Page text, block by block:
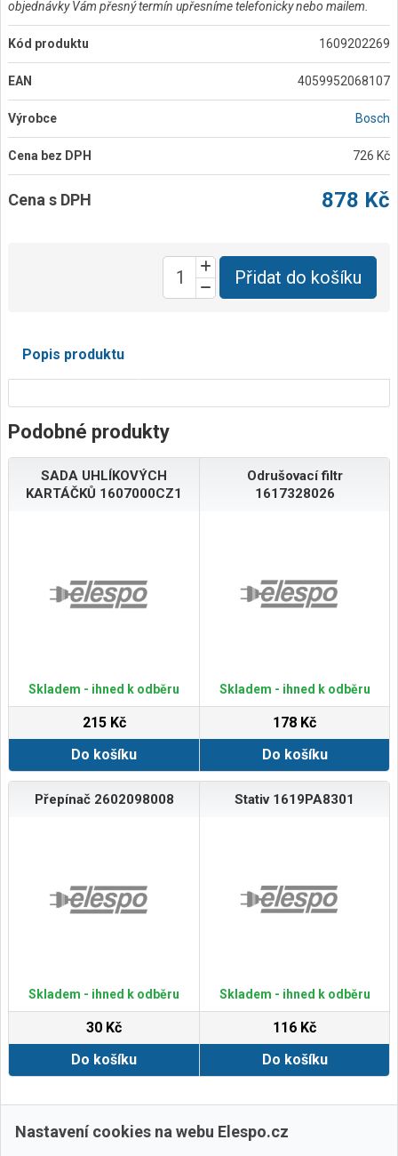
objednávky Vám přesný termín upřesníme telefonicky nebo mailem.
Kód produktu 1609202269
EAN 4059952068107
Výrobce Bosch
Cena bez DPH 726 Kč
Cena s DPH 878 Kč
Přidat do košíku
Popis produktu
Podobné produkty
SADA UHLÍKOVÝCH
KARTÁČKŮ 1607000CZ1
Skladem - ihned k odběru
215 Kč
Do košíku
Odrušovací filtr
1617328026
Skladem - ihned k odběru
178 Kč
Do košíku
Přepínač 2602098008
Skladem - ihned k odběru
30 Kč
Do košíku
Stativ 1619PA8301
Skladem - ihned k odběru
116 Kč
Do košíku
Zobrazit další
Nastavení cookies na webu Elespo.cz